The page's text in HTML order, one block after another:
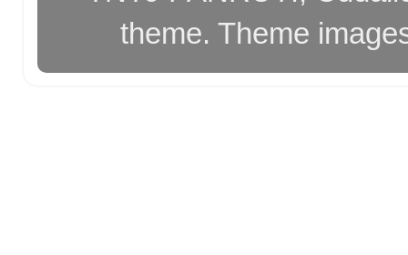
theme. Theme